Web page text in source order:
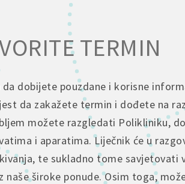
TERMIN
da dobijete pouzdane i korisne
da zakažete termin i dođete na
možete razgledati Polikliniku,
i aparatima. Liječnik će u
te sukladno tome savjetovati
naše široke ponude. Osim toga,